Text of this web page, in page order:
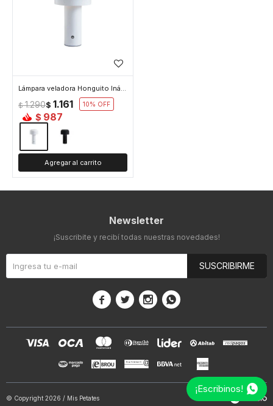
Lámpara veladora Honguito Inálambrica - Blanco
$ 1.161
$ 1.290 10
$ 987
Newsletter
¡Suscribite y recibí todas nuestras novedades!
SUSCRIBIRME
   
© Copyright 2026 / Mis Petates
¡Escribinos!